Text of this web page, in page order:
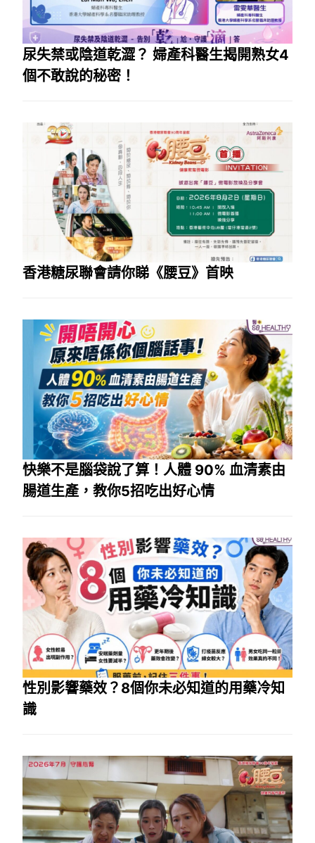
尿失禁或陰道乾澀？ 婦產科醫生揭開熟女4
個不敢說的秘密！
香港糖尿聯會請你睇《腰豆》首映
快樂不是腦袋說了算！人體 90% 血清素由
腸道生產，教你5招吃出好心情
性別影響藥效？8個你未必知道的用藥冷知
識